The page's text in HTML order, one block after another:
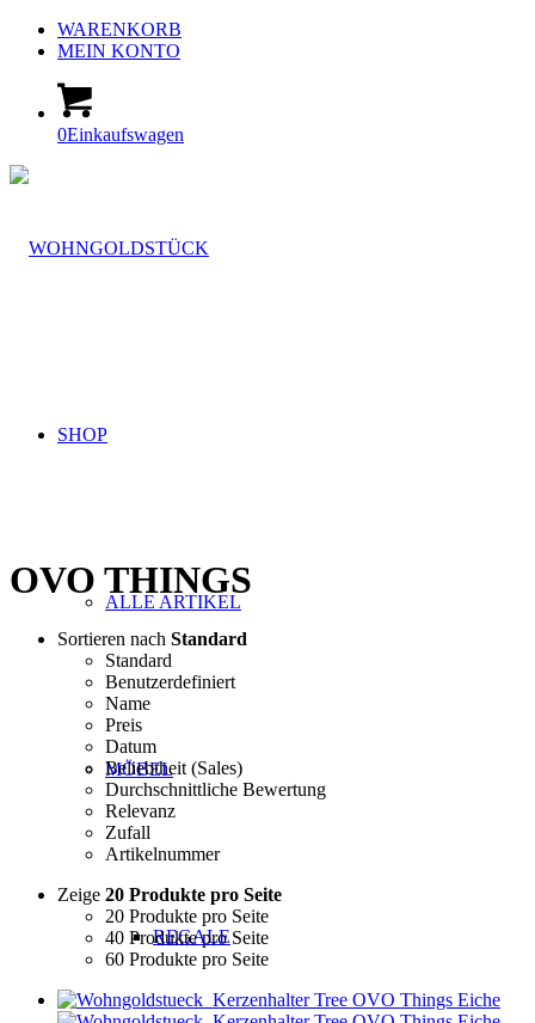
WARENKORB
MEIN KONTO
0Einkaufswagen
SHOP
ALLE ARTIKEL
MÖBEL
REGALE
OVO THINGS
Sortieren nach Standard
Standard
Benutzerdefiniert
Name
Preis
Datum
Beliebtheit (Sales)
Durchschnittliche Bewertung
Relevanz
Zufall
Artikelnummer
Zeige 20 Produkte pro Seite
20 Produkte pro Seite
40 Produkte pro Seite
60 Produkte pro Seite